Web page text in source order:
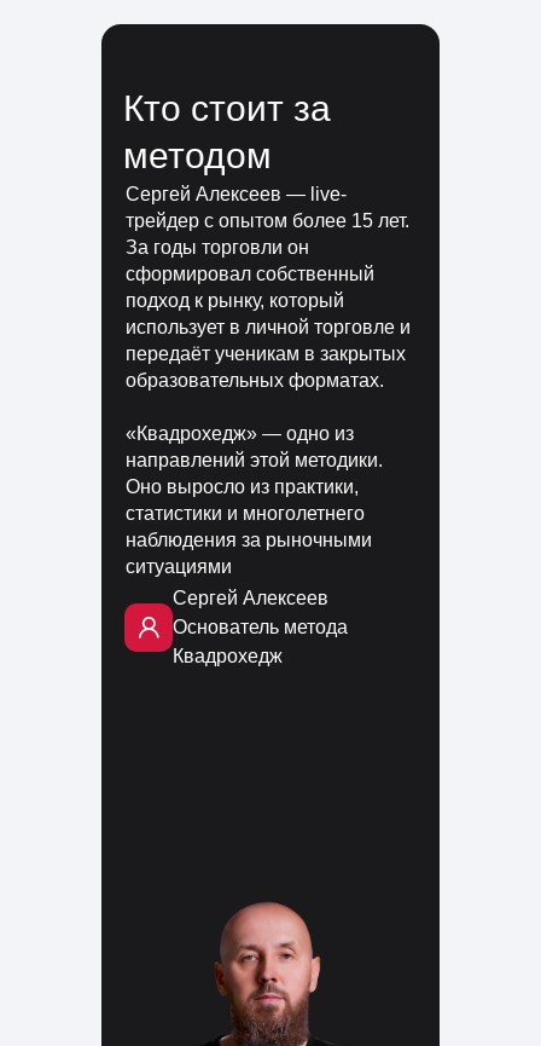
Кто стоит за
методом
Сергей Алексеев — live-
трейдер с опытом более 15 лет.
За годы торговли он
сформировал собственный
подход к рынку, который
использует в личной торговле и
передаёт ученикам в закрытых
образовательных форматах.
«Квадрохедж» — одно из
направлений этой методики.
Оно выросло из практики,
статистики и многолетнего
наблюдения за рыночными
ситуациями
Сергей Алексеев
Основатель метода
Квадрохедж